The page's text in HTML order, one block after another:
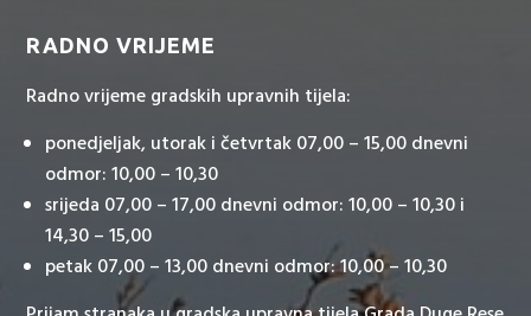
RADNO VRIJEME
Radno vrijeme gradskih upravnih tijela:
ponedjeljak, utorak i četvrtak 07,00 – 15,00 dnevni
odmor: 10,00 – 10,30
srijeda 07,00 – 17,00 dnevni odmor: 10,00 – 10,30 i
14,30 – 15,00
petak 07,00 – 13,00 dnevni odmor: 10,00 – 10,30